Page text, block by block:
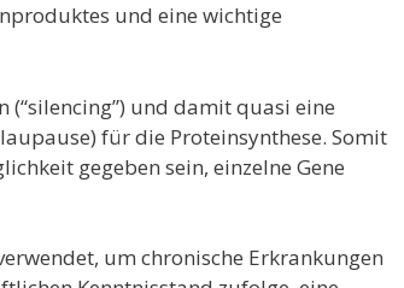
und eine wichtige
und damit quasi eine
für die Proteinsynthese. Somit
gegeben sein, einzelne Gene
um chronische Erkrankungen